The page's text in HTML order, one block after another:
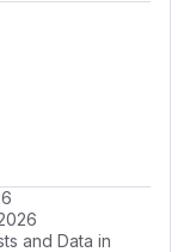
and Data in